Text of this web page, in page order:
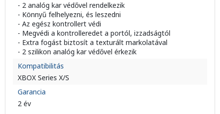
- 2 analóg kar védővel rendelkezik
- Könnyű felhelyezni, és leszedni
- Az egész kontrollert védi
- Megvédi a kontrolleredet a portól, izzadságtól
- Extra fogást biztosít a texturált markolatával
- 2 szilikon analóg kar védővel érkezik
Kompatibilitás
XBOX Series X/S
Garancia
2 év